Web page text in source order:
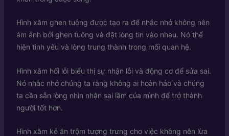
Hình xăm ghen tuông được tạo ra để nhắc nhở không nên
ám ảnh bởi ghen tuông và đặt lòng tin vào nhau. Nó thể
hiện tình yêu và lòng trung thành trong mối quan hệ.
Hình xăm hối lỗi biểu thị sự nhận lỗi và động cơ để sửa sai.
Nó nhắc nhở chúng ta rằng không ai hoàn hảo và chúng
ta cần sẵn lòng nhìn nhận sai lầm của mình để trở thành
người tốt hơn.
Hình xăm kẻ ăn trộm tượng trưng cho việc không nên lừa